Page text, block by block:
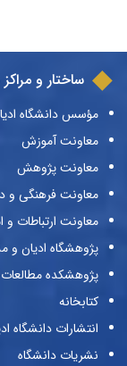
ساختار و
مؤسس دانشگاه
معاونت آموزش
معاونت پژوهش
معاونت فرهنگی و
معاونت ارتباطات و
پژوهشگاه ادیان و
پژوهشکده
کتابخانه
انتشارات دانشگاه
نشریات دانشگاه